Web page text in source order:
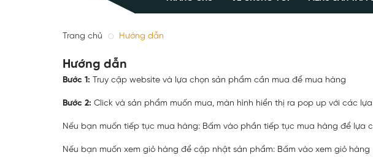
Trang chủ Hướng dẫn
Hướng dẫn
Bước 1: Truy cập website và lựa chọn sản phẩm cần mua để mua hàng
Bước 2: Click và sản phẩm muốn mua, màn hình hiển thị ra pop up với các
Nếu bạn muốn tiếp tục mua hàng: Bấm vào phần tiếp tục mua hàng để lựa
Nếu bạn muốn xem giỏ hàng để cập nhật sản phẩm: Bấm vào xem giỏ hàng